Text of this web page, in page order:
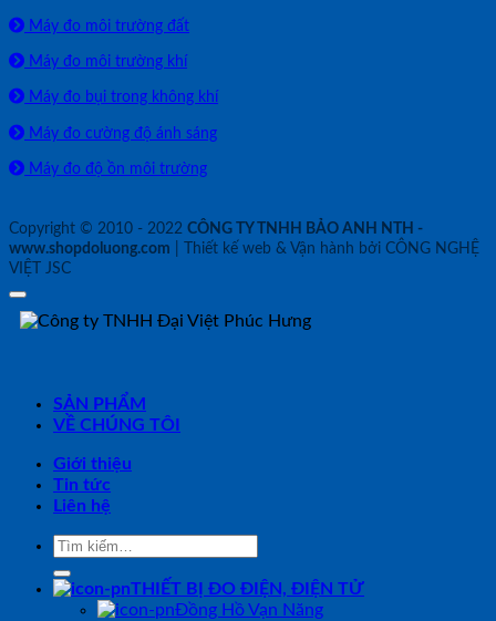
Máy đo môi trường đất
Máy đo môi trường khí
Máy đo bụi trong không khí
Máy đo cường độ ánh sáng
Máy đo độ ồn môi trường
Copyright © 2010 - 2022 CÔNG TY TNHH BẢO ANH NTH -
www.shopdoluong.com | Thiết kế web & Vận hành bởi CÔNG NGHỆ
VIỆT JSC
SẢN PHẨM
VỀ CHÚNG TÔI
Giới thiệu
Tin tức
Liên hệ
Tìm
THIẾT BỊ ĐO ĐIỆN, ĐIỆN TỬ
Đồng Hồ Vạn Năng